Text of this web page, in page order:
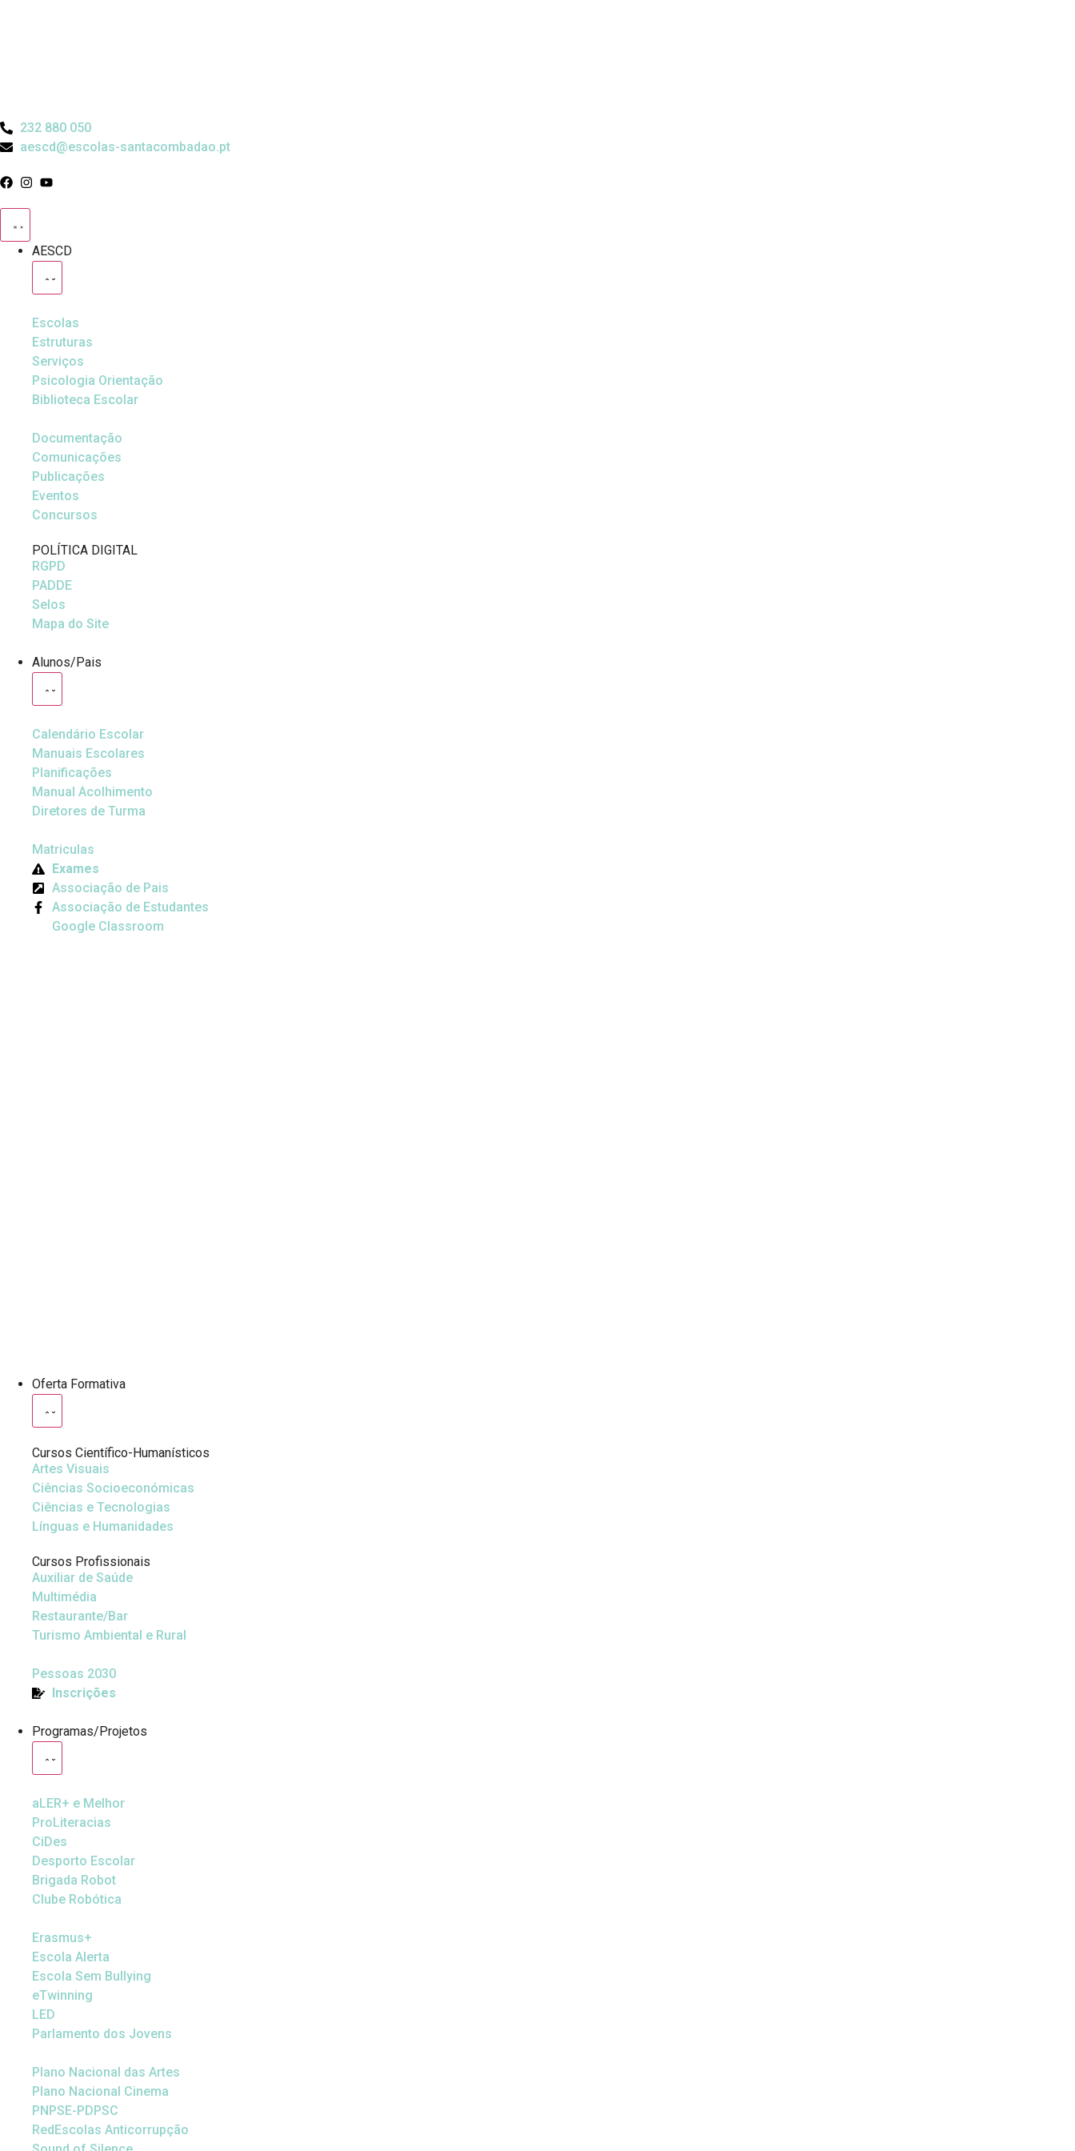
232 880 050
aescd@escolas-santacombadao.pt
AESCD
Escolas
Estruturas
Serviços
Psicologia Orientação
Biblioteca Escolar
Documentação
Comunicações
Publicações
Eventos
Concursos
POLÍTICA DIGITAL
RGPD
PADDE
Selos
Mapa do Site
Alunos/Pais
Calendário Escolar
Manuais Escolares
Planificações
Manual Acolhimento
Diretores de Turma
Matriculas
Exames
Associação de Pais
Associação de Estudantes
Google Classroom
Oferta Formativa
Cursos Científico-Humanísticos
Artes Visuais
Ciências Socioeconómicas
Ciências e Tecnologias
Línguas e Humanidades
Cursos Profissionais
Auxiliar de Saúde
Multimédia
Restaurante/Bar
Turismo Ambiental e Rural
Pessoas 2030
Inscrições
Programas/Projetos
aLER+ e Melhor
ProLiteracias
CiDes
Desporto Escolar
Brigada Robot
Clube Robótica
Erasmus+
Escola Alerta
Escola Sem Bullying
eTwinning
LED
Parlamento dos Jovens
Plano Nacional das Artes
Plano Nacional Cinema
PNPSE-PDPSC
RedEscolas Anticorrupção